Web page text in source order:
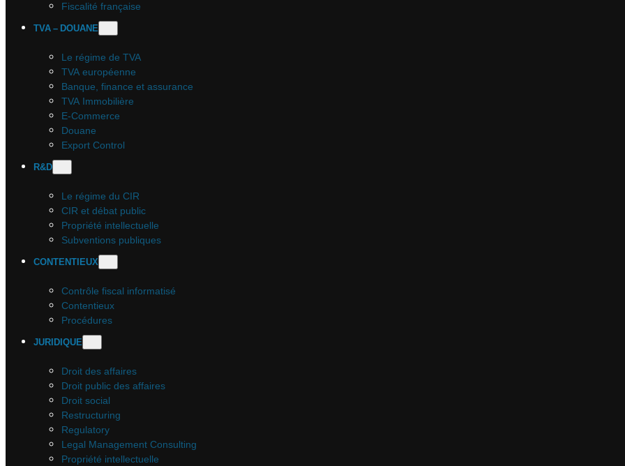
Fiscalité française
TVA – DOUANE
Le régime de TVA
TVA européenne
Banque, finance et assurance
TVA Immobilière
E-Commerce
Douane
Export Control
R&D
Le régime du CIR
CIR et débat public
Propriété intellectuelle
Subventions publiques
CONTENTIEUX
Contrôle fiscal informatisé
Contentieux
Procédures
JURIDIQUE
Droit des affaires
Droit public des affaires
Droit social
Restructuring
Regulatory
Legal Management Consulting
Propriété intellectuelle